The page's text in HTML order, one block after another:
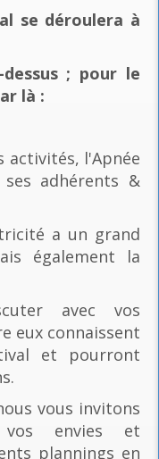
se déroulera à
; pour le
là :
activités, l'Apnée
adhérents &
a un grand
également la
avec vos
eux connaissent
et pourront
vous invitons
envies et
plannings en